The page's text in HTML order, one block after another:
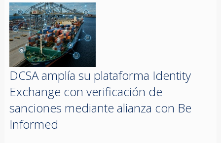
DCSA amplía su plataforma Identity
Exchange con verificación de
sanciones mediante alianza con Be
Informed